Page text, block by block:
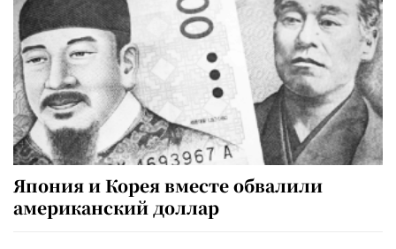
Япония и Корея вместе обвалили
американский доллар